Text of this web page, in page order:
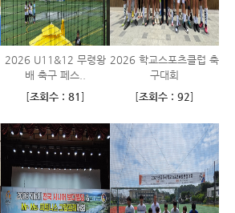
2026 U11&12 무령왕
배 축구 페스..
[조회수 : 81 ]
2026 학교스포츠클럽 축
구대회
[조회수 : 92]